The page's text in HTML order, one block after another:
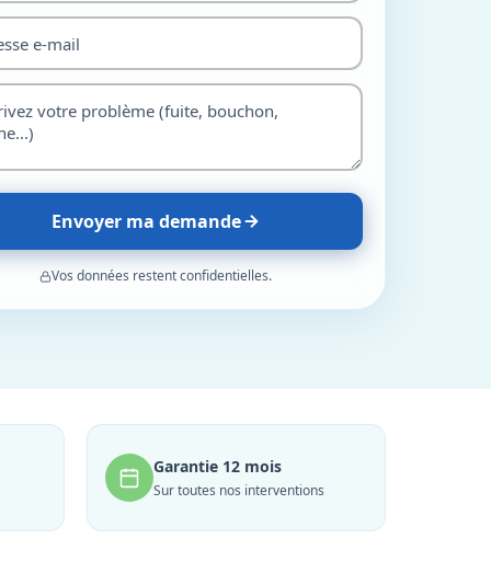
Envoyer ma demande
Vos données restent confidentielles.
Garantie 12 mois
Sur toutes nos interventions